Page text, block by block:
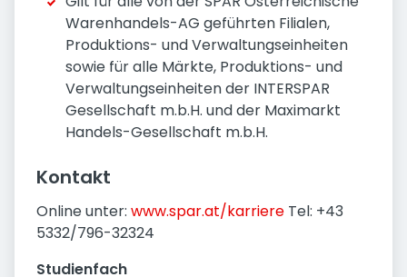
Warenhandels-AG geführten Filialen,
Produktions- und Verwaltungseinheiten
sowie für alle Märkte, Produktions- und
Verwaltungseinheiten der INTERSPAR
Gesellschaft m.b.H. und der Maximarkt
Handels-Gesellschaft m.b.H.
Kontakt
Online unter: www.spar.at/karriere Tel: +43
5332/796-32324
Studienfach